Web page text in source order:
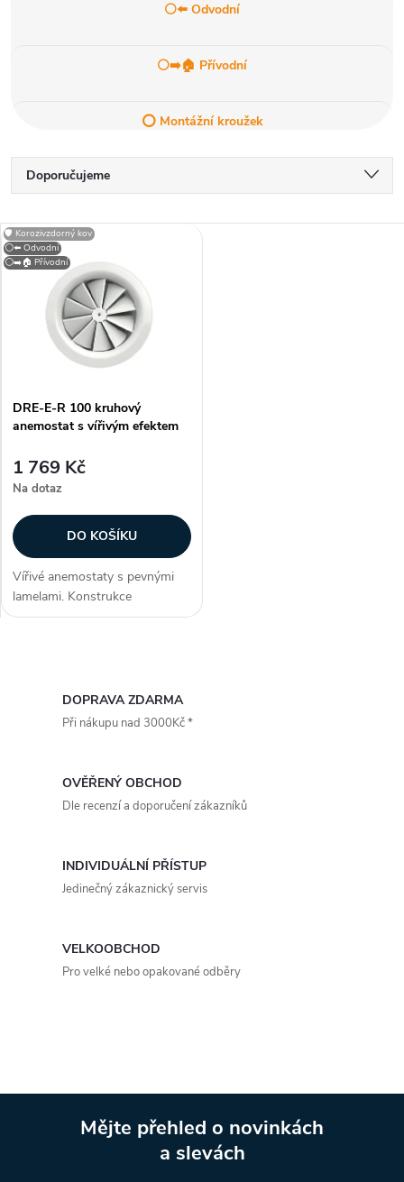
⚪⬅️ Odvodní
⚪➡️🏠 Přívodní
⭕ Montážní kroužek
Ř
a
z
í
p
r
o
d
u
Doporučujeme
Nejdražší
Nejprodávanější
Abecedně
V
s
p
r
o
d
⚪⬅️ Odvodní
⚪➡️🏠 Přívodní
🛡️ Korozivzdorný kov
DRE-E-R 100 kruhový
anemostat s vířivým efektem
1 769 Kč
Na dotaz
DO KOŠÍKU
Vířivé anemostaty s pevnými
lamelami. Konstrukce
Anemostaty jsou vyrobeny z
jsou určeny pro...
y
DOPRAVA ZDARMA
Při nákupu nad 3000Kč *
OVĚŘENÝ OBCHOD
Dle recenzí a doporučení zákazníků
INDIVIDUÁLNÍ PŘÍSTUP
Jedinečný zákaznický servis
VELKOOBCHOD
Pro velké nebo opakované odběry
Mějte přehled o novinkách
a slevách